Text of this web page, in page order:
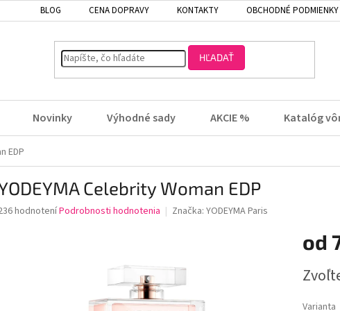
BLOG CENA DOPRAVY KONTAKTY OBCHODNÉ PODMIENKY
HĽADAŤ
Novinky Výhodné sady AKCIE % Katalóg
EDP
Celebrity Woman EDP
hodnoteníPodrobnosti hodnotenia Značka: YODEYMA Paris
od
cena:
Varianta